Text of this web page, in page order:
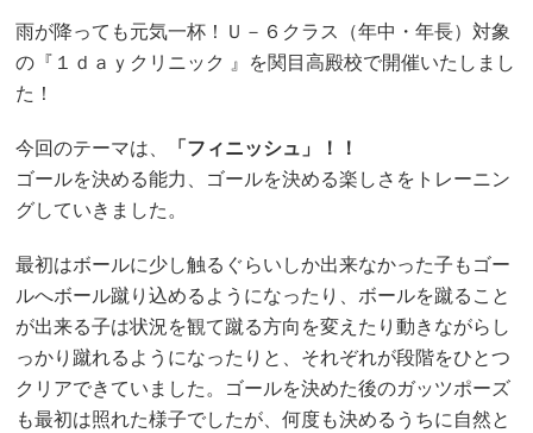
雨が降っても元気一杯！Ｕ－６クラス（年中・年長）対象
の『１ｄａｙクリニック 』を関目高殿校で開催いたしまし
た！
今回のテーマは、
「フィニッシュ」！！
ゴールを決める能力、ゴールを決める楽しさをトレーニン
グしていきました。
最初はボールに少し触るぐらいしか出来なかった子もゴー
ルへボール蹴り込めるようになったり、ボールを蹴ること
が出来る子は状況を観て蹴る方向を変えたり動きながらし
っかり蹴れるようになったりと、それぞれが段階をひとつ
クリアできていました。ゴールを決めた後のガッツポーズ
も最初は照れた様子でしたが、何度も決めるうちに自然と